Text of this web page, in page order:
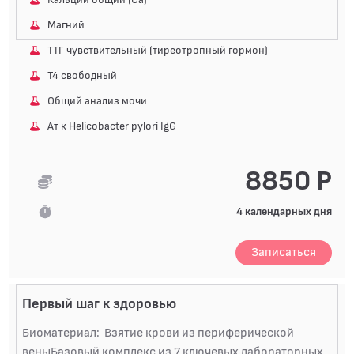
Магний
ТТГ чувствительный (тиреотропный гормон)
Т4 свободный
Общий анализ мочи
Ат к Helicobacter pylori IgG
8850 Р
4 календарных дня
Записаться
Первый шаг к здоровью
Биоматериал: Взятие крови из периферической